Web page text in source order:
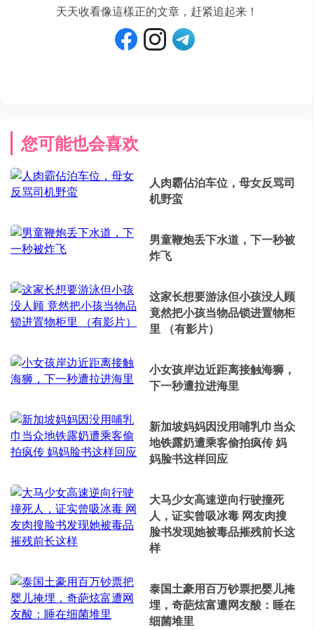
天天收看像這樣正的文章，赶紧追起来！
您可能也会喜欢
人肉霸佔泊车位，母女反骂司
机野蛮
男童鞭炮丢下水道，下一秒被
炸飞
这家长想要游泳但小孩没人顾
竟然把小孩当物品锁进置物柜
里 （有影片）
小女孩岸边近距离接触海狮，
下一秒遭拉进海里
新加坡妈妈因没用哺乳巾当众
地铁露奶遭乘客偷拍疯传 妈
妈脸书这样回应
大马少女高速逆向行驶撞死
人，证实曾吸冰毒 网友肉搜
脸书发现她被毒品摧残前长这
样
泰国土豪用百万钞票把婴儿掩
埋，奇葩炫富遭网友酸：睡在
细菌堆里